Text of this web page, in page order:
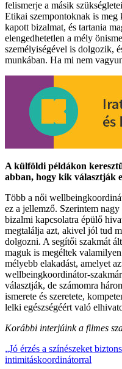
felismerje a másik
Etikai szempontoknak is
kapott bizalmat, és tartania
elengedhetetlen a mély
személyiségével is dolgozik,
munkában. Ha mi nem
A külföldi példákon
abban, hogy kik választják
Több a női
ez a jellemző. Szerintem
bizalmi kapcsolatra épülő
megtalálja azt, akivel jól tud
dolgozni. A segítői szakmát
maguk is megéltek
mélyebb elakadást, amelyet
wellbeingkoordinátor-
választják, de számomra
ismerete és szeretete,
lelki egészségéért való
Korábbi interjúink a filmes
„Jó érzés a színészeket
intimitáskoordinátorral